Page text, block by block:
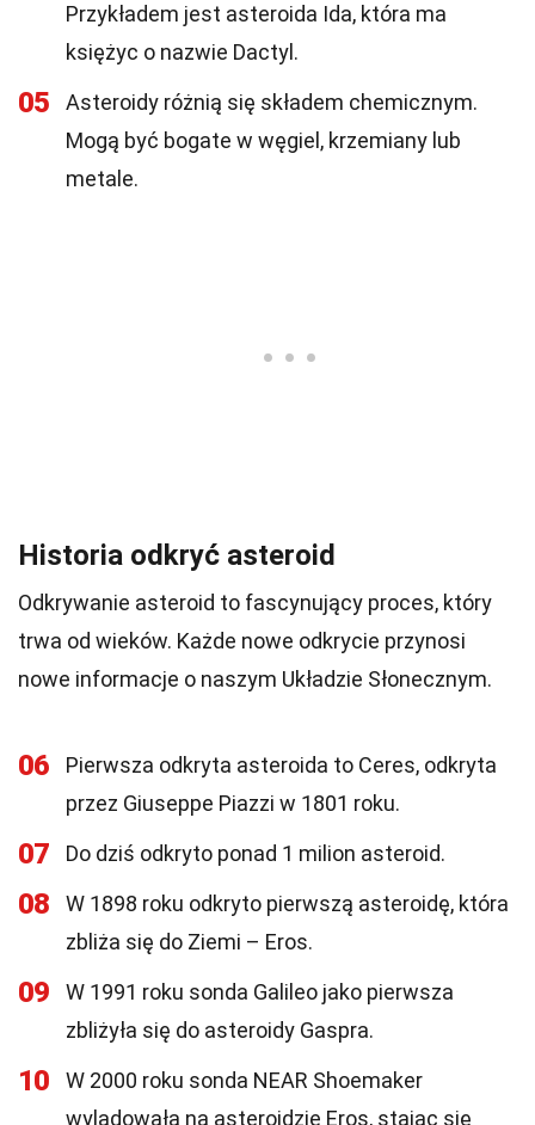
Przykładem jest asteroida Ida, która ma
księżyc o nazwie Dactyl.
05
Asteroidy różnią się składem chemicznym.
Mogą być bogate w węgiel, krzemiany lub
metale.
Historia odkryć asteroid
Odkrywanie asteroid to fascynujący proces, który
trwa od wieków. Każde nowe odkrycie przynosi
nowe informacje o naszym Układzie Słonecznym.
06
Pierwsza odkryta asteroida to Ceres, odkryta
przez Giuseppe Piazzi w 1801 roku.
07 Do dziś odkryto ponad 1 milion asteroid.
08
W 1898 roku odkryto pierwszą asteroidę, która
zbliża się do Ziemi – Eros.
09
W 1991 roku sonda Galileo jako pierwsza
zbliżyła się do asteroidy Gaspra.
10
W 2000 roku sonda NEAR Shoemaker
wylądowała na asteroidzie Eros, stając się